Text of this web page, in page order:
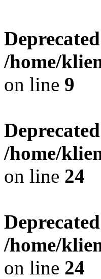
Deprecated
/home/
on line 9
Deprecated
/home/
on line 24
Deprecated
/home/
on line 24